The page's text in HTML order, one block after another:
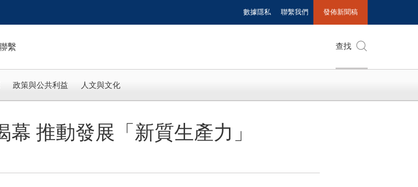
數據隱私 聯繫我們 發佈新聞稿
繫 查找
政策與公共利益 人文與文化
推動發展「新質生產力」